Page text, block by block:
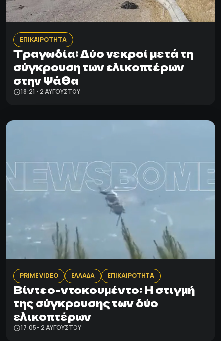
ΕΠΙΚΑΙΡΟΤΗΤΑ
Τραγωδία: Δύο νεκροί μετά τη
σύγκρουση των ελικοπτέρων
στην Ψάθα
18:21 - 2 ΑΥΓΟΎΣΤΟΥ
PRIME VIDEO ΕΛΛΑΔΑ ΕΠΙΚΑΙΡΟΤΗΤΑ
Βίντεο-ντοκουμέντο: Η στιγμή
της σύγκρουσης των δύο
ελικοπτέρων
17:05 - 2 ΑΥΓΟΎΣΤΟΥ